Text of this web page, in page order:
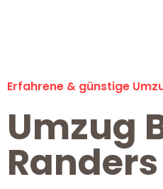
Erfahrene & günstige
Umzug
Randers